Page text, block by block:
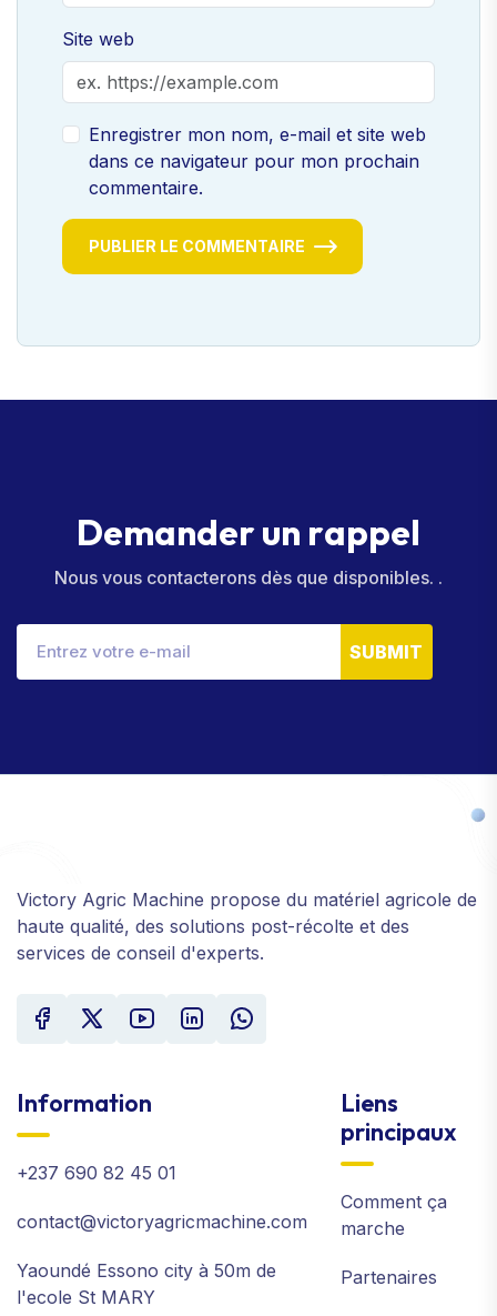
Site web
Enregistrer mon nom, e-mail et site web
dans ce navigateur pour mon prochain
commentaire.
PUBLIER LE COMMENTAIRE
Demanderun rappel
Nous vous contacterons dès que disponibles. .
SUBMIT
Victory Agric Machine propose du matériel agricole de
haute qualité, des solutions post-récolte et des
services de conseil d'experts.
Information
+237 690 82 45 01
contact@victoryagricmachine.com
Yaoundé Essono city à 50m de
l'ecole St MARY
Liens
principaux
Comment ça
marche
Partenaires